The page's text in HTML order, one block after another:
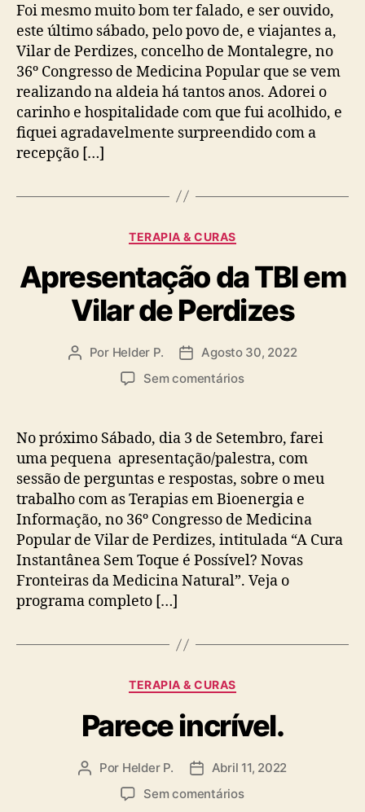
Foi mesmo muito bom ter falado, e ser ouvido,
este último sábado, pelo povo de, e viajantes a,
Vilar de Perdizes, concelho de Montalegre, no
36º Congresso de Medicina Popular que se vem
realizando na aldeia há tantos anos. Adorei o
carinho e hospitalidade com que fui acolhido, e
fiquei agradavelmente surpreendido com a
recepção […]
Categorias
TERAPIA & CURAS
Apresentação da TBI em
Vilar de Perdizes
Autor
Por Helder P.
DataAgosto 30, 2022
Sem comentáriosem
TBI
Vilar
de
Perdizes
No próximo Sábado, dia 3 de Setembro, farei
uma pequena apresentação/palestra, com
sessão de perguntas e respostas, sobre o meu
trabalho com as Terapias em Bioenergia e
Informação, no 36º Congresso de Medicina
Popular de Vilar de Perdizes, intitulada “A Cura
Instantânea Sem Toque é Possível? Novas
Fronteiras da Medicina Natural”. Veja o
programa completo […]
Categorias
TERAPIA & CURAS
Parece incrível.
Autor
Por Helder P.
DataAbril 11, 2022
Sem comentáriosem